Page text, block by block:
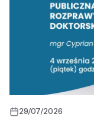
29/07/2026